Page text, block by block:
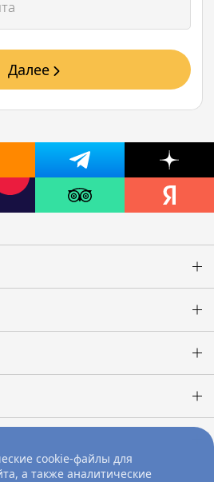
cookie-файлы для
а также аналитические
Далее